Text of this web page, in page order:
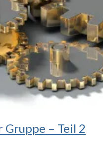
– Teil 2